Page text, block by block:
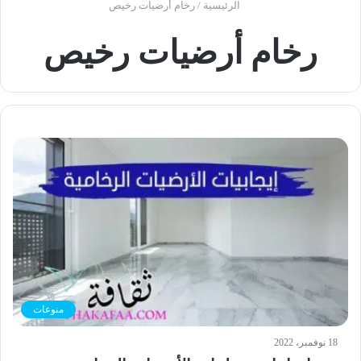
الرئيسية / رخام أرضيات رخيص
رخام أرضيات رخيص
منوعات
18 نوفمبر، 2022